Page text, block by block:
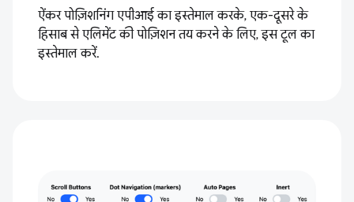
ऐंकर पोज़िशनिंग एपीआई का इस्तेमाल करके, एक-दूसरे के
हिसाब से एलिमेंट की पोज़िशन तय करने के लिए, इस टूल का
इस्तेमाल करें.